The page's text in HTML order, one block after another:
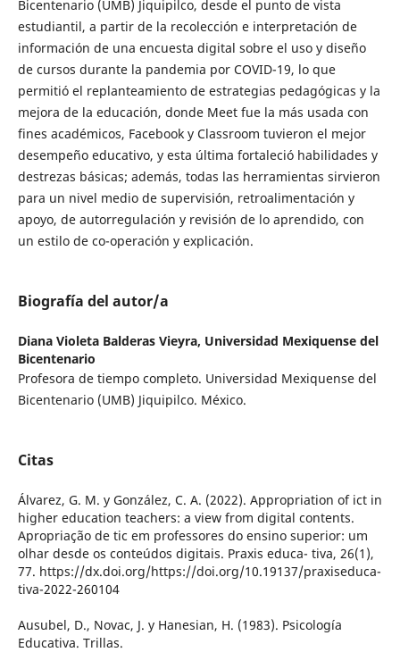
Bicentenario (UMB) Jiquipilco, desde el punto de vista
estudiantil, a partir de la recolección e interpretación de
información de una encuesta digital sobre el uso y diseño
de cursos durante la pandemia por COVID-19, lo que
permitió el replanteamiento de estrategias pedagógicas y la
mejora de la educación, donde Meet fue la más usada con
fines académicos, Facebook y Classroom tuvieron el mejor
desempeño educativo, y esta última fortaleció habilidades y
destrezas básicas; además, todas las herramientas sirvieron
para un nivel medio de supervisión, retroalimentación y
apoyo, de autorregulación y revisión de lo aprendido, con
un estilo de co-operación y explicación.
Biografía del autor/a
Diana Violeta Balderas Vieyra, Universidad Mexiquense del
Bicentenario
Profesora de tiempo completo. Universidad Mexiquense del
Bicentenario (UMB) Jiquipilco. México.
Citas
Álvarez, G. M. y González, C. A. (2022). Appropriation of ict in
higher education teachers: a view from digital contents.
Apropriação de tic em professores do ensino superior: um
olhar desde os conteúdos digitais. Praxis educa- tiva, 26(1),
77. https://dx.doi.org/https://doi.org/10.19137/praxiseduca-
tiva-2022-260104
Ausubel, D., Novac, J. y Hanesian, H. (1983). Psicología
Educativa. Trillas.